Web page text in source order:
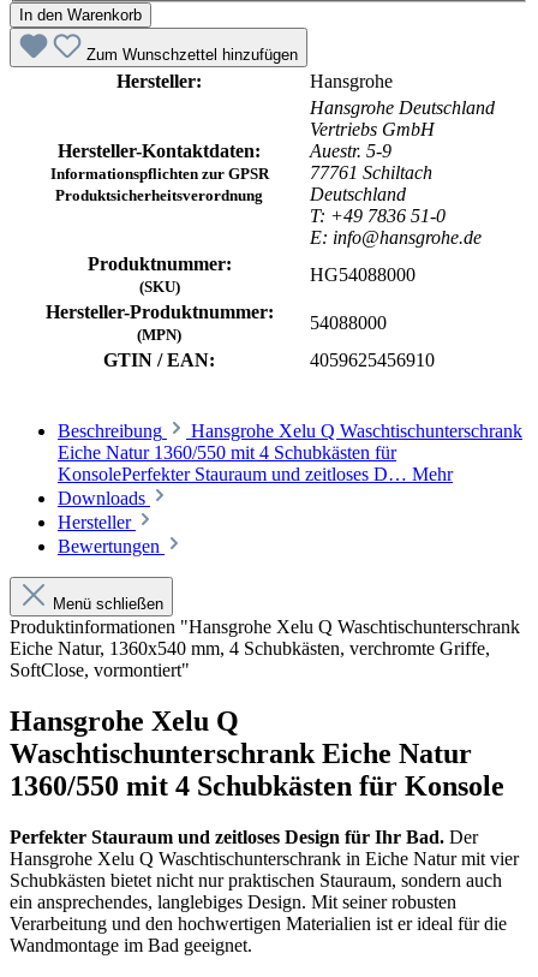
In den Warenkorb
Zum Wunschzettel hinzufügen
Hersteller: Hansgrohe
Hersteller-Kontaktdaten:
Informationspflichten zur GPSR
Produktsicherheitsverordnung
Hansgrohe Deutschland
Vertriebs GmbH
Auestr. 5-9
77761 Schiltach
Deutschland
T: +49 7836 51-0
E: info@hansgrohe.de
Produktnummer:
(SKU)
HG54088000
Hersteller-Produktnummer:
(MPN)
54088000
GTIN / EAN:
4059625456910
Beschreibung
Hansgrohe Xelu Q Waschtischunterschrank
Eiche Natur 1360/550 mit 4 Schubkästen für
KonsolePerfekter Stauraum und zeitloses D… Mehr
Downloads
Hersteller
Bewertungen
Menü schließen
Produktinformationen "Hansgrohe Xelu Q Waschtischunterschrank
Eiche Natur, 1360x540 mm, 4 Schubkästen, verchromte Griffe,
SoftClose, vormontiert"
Hansgrohe Xelu Q
Waschtischunterschrank Eiche Natur
1360/550 mit 4 Schubkästen für Konsole
Perfekter Stauraum und zeitloses Design für Ihr Bad. Der
Hansgrohe Xelu Q Waschtischunterschrank in Eiche Natur mit vier
Schubkästen bietet nicht nur praktischen Stauraum, sondern auch
ein ansprechendes, langlebiges Design. Mit seiner robusten
Verarbeitung und den hochwertigen Materialien ist er ideal für die
Wandmontage im Bad geeignet.